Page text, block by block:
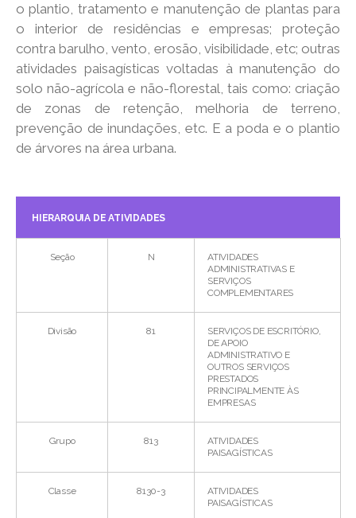
o plantio, tratamento e manutenção de plantas para
o interior de residências e empresas; proteção
contra barulho, vento, erosão, visibilidade, etc; outras
atividades paisagísticas voltadas à manutenção do
solo não-agrícola e não-florestal, tais como: criação
de zonas de retenção, melhoria de terreno,
prevenção de inundações, etc. E a poda e o plantio
de árvores na área urbana.
HIERARQUIA DE ATIVIDADES
Seção N
ATIVIDADES
ADMINISTRATIVAS E
SERVIÇOS
COMPLEMENTARES
Divisão 81
SERVIÇOS DE ESCRITÓRIO,
DE APOIO
ADMINISTRATIVO E
OUTROS SERVIÇOS
PRESTADOS
PRINCIPALMENTE ÀS
EMPRESAS
Grupo 813
ATIVIDADES
PAISAGÍSTICAS
Classe 8130-3
ATIVIDADES
PAISAGÍSTICAS